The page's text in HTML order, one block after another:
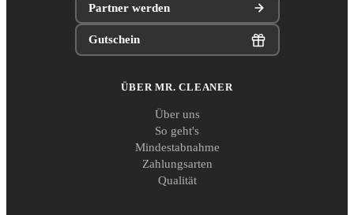
Partner werden
Gutschein
ÜBER MR. CLEANER
Über uns
So geht's
Mindestabnahme
Zahlungsarten
Qualität